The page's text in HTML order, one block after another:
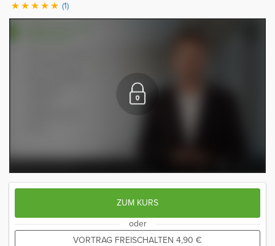
(1)
ZUM KURS
oder
VORTRAG FREISCHALTEN 4,90 €